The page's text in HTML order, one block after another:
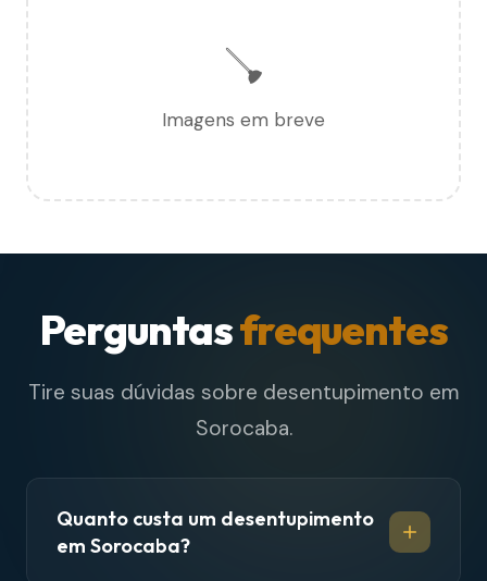
🪠
Imagens em breve
Perguntasfrequentes
Tire suas dúvidas sobre desentupimento em
Sorocaba.
Quanto custa um desentupimento
em Sorocaba?